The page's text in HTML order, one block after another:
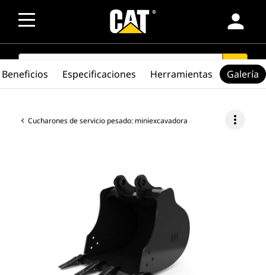
person
SEARCH search
Cucharones de servicio pesado: miniexcavadora more_vert
Beneficios Especificaciones Herramientas Galería